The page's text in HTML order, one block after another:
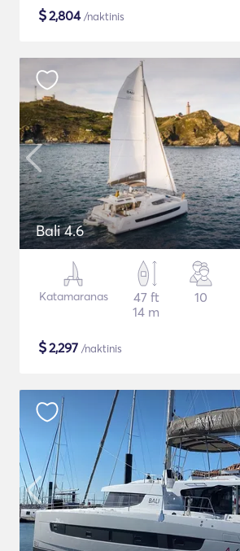
$2,804/naktinis
Bali 4.6
Katamaranas
47 ft
14 m
10
$2,297 /naktinis